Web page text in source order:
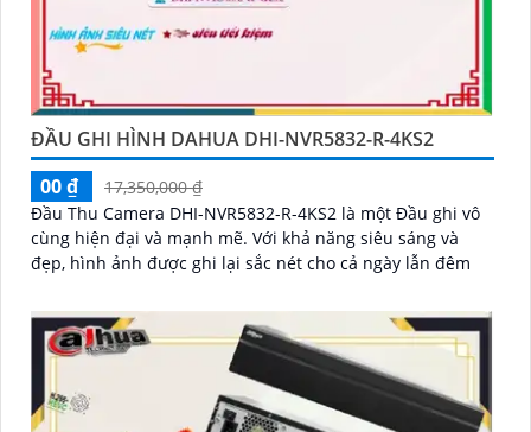
ĐẦU GHI HÌNH DAHUA DHI-NVR5832-R-4KS2
00 ₫
17,350,000 ₫
Đầu Thu Camera DHI-NVR5832-R-4KS2 là một Đầu ghi vô
cùng hiện đại và mạnh mẽ. Với khả năng siêu sáng và
đẹp, hình ảnh được ghi lại sắc nét cho cả ngày lẫn đêm